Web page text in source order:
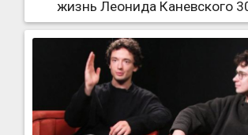
жизнь Леонида Каневского